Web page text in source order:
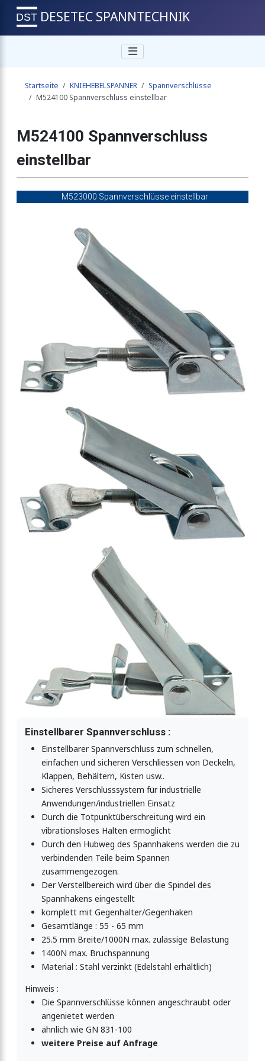
einstellbar
Drahtbügel
Drahtbügel
Drahtbügel
Sicherung
DESETEC SPANNTECHNIK
Startseite KNIEHEBELSPANNER
Spannverschlüsse
M524100 Spannverschluss einstellbar
M524100 Spannverschluss
einstellbar
M523000 Spannverschlüsse einstellbar
Einstellbarer Spannverschluss :
Einstellbarer Spannverschluss zum schnellen,
einfachen und sicheren Verschliessen von Deckeln,
Klappen, Behältern, Kisten usw..
Sicheres Verschlusssystem für industrielle
Anwendungen/industriellen Einsatz
Durch die Totpunktüberschreitung wird ein
vibrationsloses Halten ermöglicht
Durch den Hubweg des Spannhakens werden die zu
verbindenden Teile beim Spannen
zusammengezogen.
Der Verstellbereich wird über die Spindel des
Spannhakens eingestellt
komplett mit Gegenhalter/Gegenhaken
Gesamtlänge : 55 - 65 mm
25.5 mm Breite/1000N max. zulässige Belastung
1400N max. Bruchspannung
Material : Stahl verzinkt (Edelstahl erhältlich)
Hinweis :
Die Spannverschlüsse können angeschraubt oder
angenietet werden
ähnlich wie GN 831-100
weitere Preise auf Anfrage